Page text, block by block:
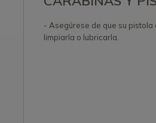
- Asegúrese de que su
limpiarla o lubricarla.